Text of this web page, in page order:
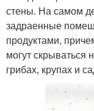
стены. На самом
задраенные
продуктами,
могут скрываться
грибах, крупах и